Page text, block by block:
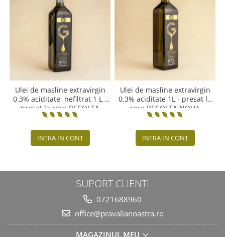
Ulei de masline extravirgin
0.3% aciditate, nefiltrat 1 L -
presat la rece RECOLTA
NOUA
INTRA IN CONT
Ulei de masline extravirgin
0.3% aciditate 1L - presat la
rece RECOLTA NOUA
INTRA IN CONT
SUPORT CLIENTI
0721688960
office@pravalianoastra.ro
MAGAZINUL MEU